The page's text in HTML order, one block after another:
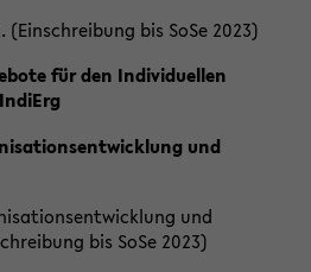
bis SoSe 2023)
für den Individuellen
und
und
bis SoSe 2023)